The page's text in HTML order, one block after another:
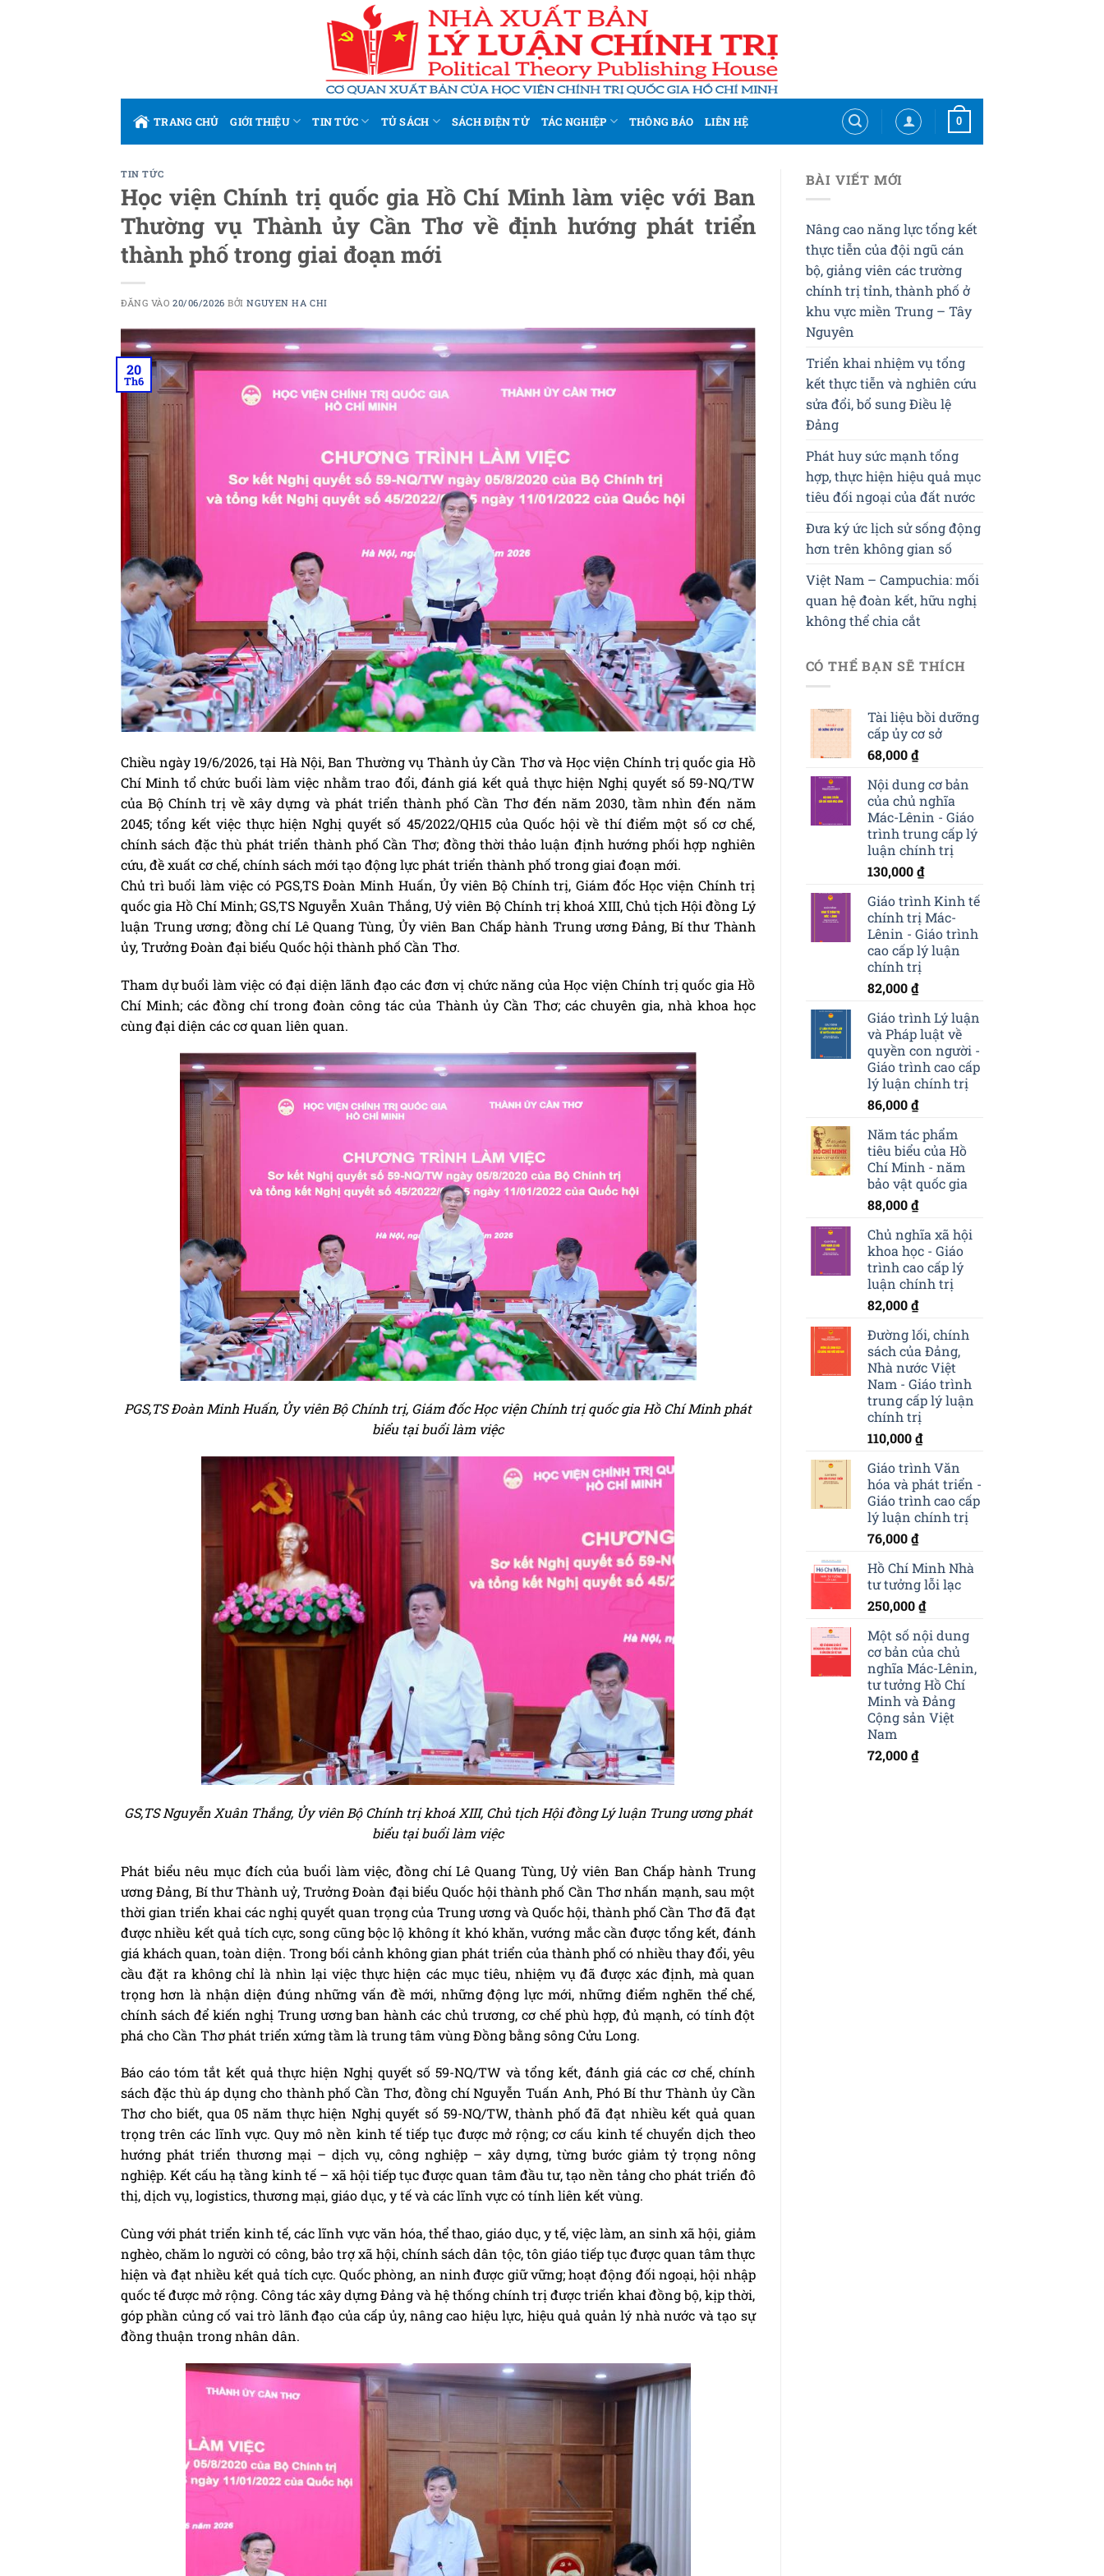
TRANG CHỦ GIỚI THIỆU TIN TỨC TỦ SÁCH SÁCH ĐIỆN TỬ TÁC NGHIỆP THÔNG BÁO LIÊN HỆ 0
TIN TỨC
Học viện Chính trị quốc gia Hồ Chí Minh làm việc với Ban
Thường vụ Thành ủy Cần Thơ về định hướng phát triển
thành phố trong giai đoạn mới
ĐĂNG VÀO20/06/2026 BỞINGUYEN HA CHI
20
Th6
Chiều ngày 19/6/2026, tại Hà Nội, Ban Thường vụ Thành ủy Cần Thơ và Học viện Chính trị quốc gia Hồ
Chí Minh tổ chức buổi làm việc nhằm trao đổi, đánh giá kết quả thực hiện Nghị quyết số 59-NQ/TW
của Bộ Chính trị về xây dựng và phát triển thành phố Cần Thơ đến năm 2030, tầm nhìn đến năm
2045; tổng kết việc thực hiện Nghị quyết số 45/2022/QH15 của Quốc hội về thí điểm một số cơ chế,
chính sách đặc thù phát triển thành phố Cần Thơ; đồng thời thảo luận định hướng phối hợp nghiên
cứu, đề xuất cơ chế, chính sách mới tạo động lực phát triển thành phố trong giai đoạn mới.
Chủ trì buổi làm việc có PGS,TS Đoàn Minh Huấn, Ủy viên Bộ Chính trị, Giám đốc Học viện Chính trị
quốc gia Hồ Chí Minh; GS,TS Nguyễn Xuân Thắng, Uỷ viên Bộ Chính trị khoá XIII, Chủ tịch Hội đồng Lý
luận Trung ương; đồng chí Lê Quang Tùng, Ủy viên Ban Chấp hành Trung ương Đảng, Bí thư Thành
ủy, Trưởng Đoàn đại biểu Quốc hội thành phố Cần Thơ.
Tham dự buổi làm việc có đại diện lãnh đạo các đơn vị chức năng của Học viện Chính trị quốc gia Hồ
Chí Minh; các đồng chí trong đoàn công tác của Thành ủy Cần Thơ; các chuyên gia, nhà khoa học
cùng đại diện các cơ quan liên quan.
PGS,TSĐoàn Minh Huấn, Ủy viên Bộ Chính trị, Giám đốc Học viện Chính trị quốc gia Hồ Chí Minh phát
biểu tại buổi làm việc
GS,TS Nguyễn Xuân Thắng, Ủy viên Bộ Chính trị khoá XIII, Chủ tịch Hội đồng Lý luận Trung ương phát
biểu tại buổi làm việc
Phát biểu nêu mục đích của buổi làm việc, đồng chí Lê Quang Tùng, Uỷ viên Ban Chấp hành Trung
ương Đảng, Bí thư Thành uỷ, Trưởng Đoàn đại biểu Quốc hội thành phố Cần Thơ nhấn mạnh, sau một
thời gian triển khai các nghị quyết quan trọng của Trung ương và Quốc hội, thành phố Cần Thơ đã đạt
được nhiều kết quả tích cực, song cũng bộc lộ không ít khó khăn, vướng mắc cần được tổng kết, đánh
giá khách quan, toàn diện. Trong bối cảnh không gian phát triển của thành phố có nhiều thay đổi, yêu
cầu đặt ra không chỉ là nhìn lại việc thực hiện các mục tiêu, nhiệm vụ đã được xác định, mà quan
trọng hơn là nhận diện đúng những vấn đề mới, những động lực mới, những điểm nghẽn thể chế,
chính sách để kiến nghị Trung ương ban hành các chủ trương, cơ chế phù hợp, đủ mạnh, có tính đột
phá cho Cần Thơ phát triển xứng tầm là trung tâm vùng Đồng bằng sông Cửu Long.
Báo cáo tóm tắt kết quả thực hiện Nghị quyết số 59-NQ/TW và tổng kết, đánh giá các cơ chế, chính
sách đặc thù áp dụng cho thành phố Cần Thơ, đồng chí Nguyễn Tuấn Anh, Phó Bí thư Thành ủy Cần
Thơ cho biết, qua 05 năm thực hiện Nghị quyết số 59-NQ/TW, thành phố đã đạt nhiều kết quả quan
trọng trên các lĩnh vực. Quy mô nền kinh tế tiếp tục được mở rộng; cơ cấu kinh tế chuyển dịch theo
hướng phát triển thương mại – dịch vụ, công nghiệp – xây dựng, từng bước giảm tỷ trọng nông
nghiệp. Kết cấu hạ tầng kinh tế – xã hội tiếp tục được quan tâm đầu tư, tạo nền tảng cho phát triển đô
thị, dịch vụ, logistics, thương mại, giáo dục, y tế và các lĩnh vực có tính liên kết vùng.
Cùng với phát triển kinh tế, các lĩnh vực văn hóa, thể thao, giáo dục, y tế, việc làm, an sinh xã hội, giảm
nghèo, chăm lo người có công, bảo trợ xã hội, chính sách dân tộc, tôn giáo tiếp tục được quan tâm thực
hiện và đạt nhiều kết quả tích cực. Quốc phòng, an ninh được giữ vững; hoạt động đối ngoại, hội nhập
quốc tế được mở rộng. Công tác xây dựng Đảng và hệ thống chính trị được triển khai đồng bộ, kịp thời,
góp phần củng cố vai trò lãnh đạo của cấp ủy, nâng cao hiệu lực, hiệu quả quản lý nhà nước và tạo sự
đồng thuận trong nhân dân.
BÀI VIẾT MỚI
Nâng cao năng lực tổng kết
thực tiễn của đội ngũ cán
bộ, giảng viên các trường
chính trị tỉnh, thành phố ở
khu vực miền Trung – Tây
Nguyên
Triển khai nhiệm vụ tổng
kết thực tiễn và nghiên cứu
sửa đổi, bổ sung Điều lệ
Đảng
Phát huy sức mạnh tổng
hợp, thực hiện hiệu quả mục
tiêu đối ngoại của đất nước
Đưa ký ức lịch sử sống động
hơn trên không gian số
Việt Nam – Campuchia: mối
quan hệ đoàn kết, hữu nghị
không thể chia cắt
CÓ THỂ BẠN SẼ THÍCH
Tài liệu bồi dưỡng
cấp ủy cơ sở
68,000₫
Nội dung cơ bản
của chủ nghĩa
Mác-Lênin - Giáo
trình trung cấp lý
luận chính trị
130,000₫
Giáo trình Kinh tế
chính trị Mác-
Lênin - Giáo trình
cao cấp lý luận
chính trị
82,000₫
Giáo trình Lý luận
và Pháp luật về
quyền con người -
Giáo trình cao cấp
lý luận chính trị
86,000₫
Năm tác phẩm
tiêu biểu của Hồ
Chí Minh - năm
bảo vật quốc gia
88,000₫
Chủ nghĩa xã hội
khoa học - Giáo
trình cao cấp lý
luận chính trị
82,000₫
Đường lối, chính
sách của Đảng,
Nhà nước Việt
Nam - Giáo trình
trung cấp lý luận
chính trị
110,000₫
Giáo trình Văn
hóa và phát triển -
Giáo trình cao cấp
lý luận chính trị
76,000₫
Hồ Chí Minh Nhà
tư tưởng lỗi lạc
250,000₫
Một số nội dung
cơ bản của chủ
nghĩa Mác-Lênin,
tư tưởng Hồ Chí
Minh và Đảng
Cộng sản Việt
Nam
72,000₫